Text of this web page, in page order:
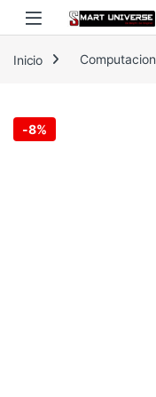
Skip to navigation
Skip to content
Inicio Computacion
-8%